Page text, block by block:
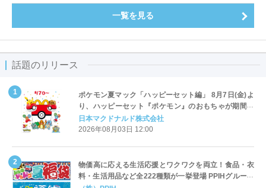
一覧を見る
話題のリリース
ポケモン夏マック「ハッピーセット編」 8月7日(金)よ
り、ハッピーセット『ポケモン』のおもちゃが期間限
定登場
日本マクドナルド株式会社
2026年08月03日 12:00
物価高に応える生活応援とワクワクを両立！食品・衣
料・生活用品など全222種類が一挙登場 PPIHグループ